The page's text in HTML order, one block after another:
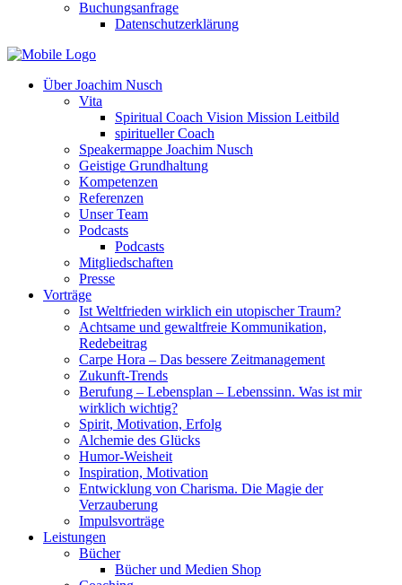
Buchungsanfrage
Datenschutzerklärung
Über Joachim Nusch
Vita
Spiritual Coach Vision Mission Leitbild
spiritueller Coach
Speakermappe Joachim Nusch
Geistige Grundhaltung
Kompetenzen
Referenzen
Unser Team
Podcasts
Podcasts
Mitgliedschaften
Presse
Vorträge
Ist Weltfrieden wirklich ein utopischer Traum?
Achtsame und gewaltfreie Kommunikation,
Redebeitrag
Carpe Hora – Das bessere Zeitmanagement
Zukunft-Trends
Berufung – Lebensplan – Lebenssinn. Was ist mir
wirklich wichtig?
Spirit, Motivation, Erfolg
Alchemie des Glücks
Humor-Weisheit
Inspiration, Motivation
Entwicklung von Charisma. Die Magie der
Verzauberung
Impulsvorträge
Leistungen
Bücher
Bücher und Medien Shop